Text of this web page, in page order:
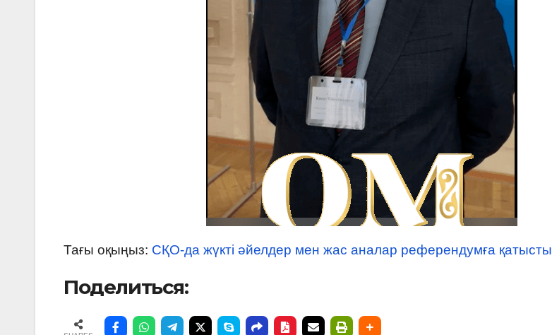
Тағы оқыңыз: СҚО-да жүкті әйелдер мен жас аналар референдумға қатысты
Поделиться: